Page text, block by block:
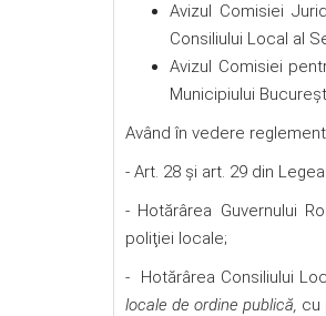
Avizul Comisiei
Consiliului Local al
Avizul Comisiei
Municipiului
Având în vedere
- Art. 28 şi art. 29 din
- Hotărârea Guvernului
poliţiei locale;
- Hotărârea Consiliului
locale de ordine publică, cu